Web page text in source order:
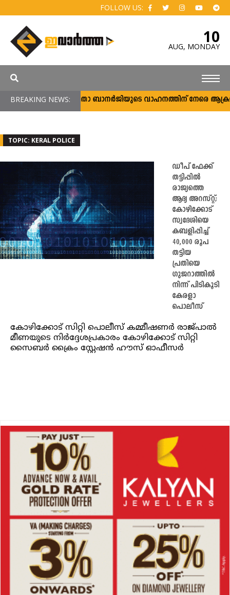
FOLLOW US:
10
AUG, MONDAY
BREAKING NEWS:മമതാ ബാനര്‍ജിയുടെ വാഹനത്തിന് നേരെ
TOPIC: KERAL POLICE
ഡീപ് ഫേക്ക്
തട്ടിപ്പിൽ
രാജ്യത്തെ
ആദ്യ അറസ്റ്റ്;
കോഴിക്കോട്
സ്വദേശിയെ
കബളിപ്പിച്ച്
40,000 രൂപ
തട്ടിയ
പ്രതിയെ
ഗുജറാത്തില്‍
നിന്ന് പിടികൂടി
കേരളാ
പൊലീസ്
കോഴിക്കോട് സിറ്റി പൊലീസ് കമ്മീഷണര്‍ രാജ്പാല്‍
മീണയുടെ നിര്‍ദ്ദേശപ്രകാരം കോഴിക്കോട് സിറ്റി
സൈബര്‍ ക്രൈം സ്റ്റേഷന്‍ ഹൗസ് ഓഫീസര്‍